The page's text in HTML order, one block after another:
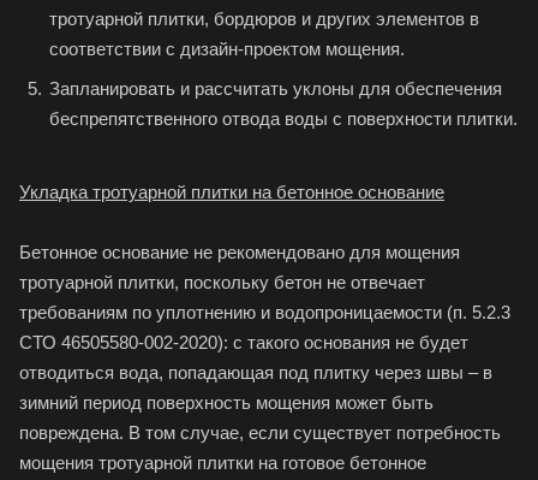
тротуарной плитки, бордюров и других элементов в
соответствии с дизайн-проектом мощения.
Запланировать и рассчитать уклоны для обеспечения
беспрепятственного отвода воды с поверхности плитки.
Укладка тротуарной плитки на бетонное основание
Бетонное основание не рекомендовано для мощения
тротуарной плитки, поскольку бетон не отвечает
требованиям по уплотнению и водопроницаемости (п. 5.2.3
СТО 46505580-002-2020): с такого основания не будет
отводиться вода, попадающая под плитку через швы – в
зимний период поверхность мощения может быть
повреждена. В том случае, если существует потребность
мощения тротуарной плитки на готовое бетонное